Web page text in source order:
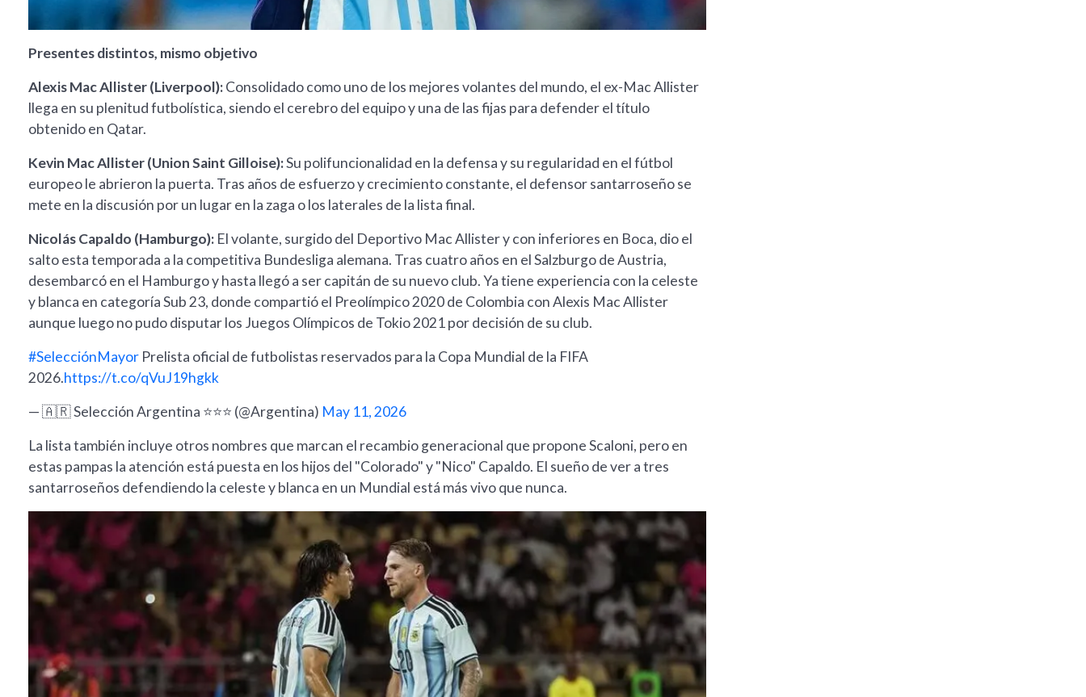
Presentes distintos, mismo objetivo
Alexis Mac Allister (Liverpool):Consolidado como uno de los mejores volantes del mundo, el ex-Mac Allister
llega en su plenitud futbolística, siendo el cerebro del equipo y una de las fijas para defender el título
obtenido en Qatar.
Kevin Mac Allister (Union Saint Gilloise):Su polifuncionalidad en la defensa y su regularidad en el fútbol
europeo le abrieron la puerta. Tras años de esfuerzo y crecimiento constante, el defensor santarroseño se
mete en la discusión por un lugar en la zaga o los laterales de la lista final.
Nicolás Capaldo (Hamburgo): El volante, surgido del Deportivo Mac Allister y con inferiores en Boca, dio el
salto esta temporada a la competitiva Bundesliga alemana. Tras cuatro años en el Salzburgo de Austria,
desembarcó en el Hamburgo y hasta llegó a ser capitán de su nuevo club. Ya tiene experiencia con la celeste
y blanca en categoría Sub 23, donde compartió el Preolímpico 2020 de Colombia con Alexis Mac Allister
aunque luego no pudo disputar los Juegos Olímpicos de Tokio 2021 por decisión de su club.
#SelecciónMayor Prelista oficial de futbolistas reservados para la Copa Mundial de la FIFA
2026.https://t.co/qVuJ19hgkk
— 🇦🇷 Selección Argentina ⭐⭐⭐ (@Argentina) May 11, 2026
La lista también incluye otros nombres que marcan el recambio generacional que propone Scaloni, pero en
estas pampas la atención está puesta en los hijos del "Colorado" y "Nico" Capaldo. El sueño de ver a tres
santarroseños defendiendo la celeste y blanca en un Mundial está más vivo que nunca.